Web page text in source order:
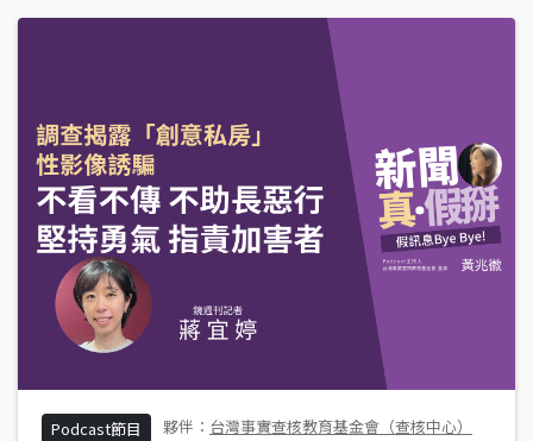
Podcast節目 台灣事實查核教育基金會（查核中心）